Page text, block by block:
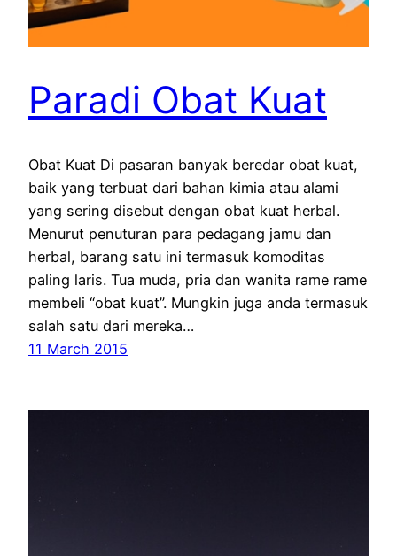
Paradi Obat Kuat
Obat Kuat Di pasaran banyak beredar obat kuat,
baik yang terbuat dari bahan kimia atau alami
yang sering disebut dengan obat kuat herbal.
Menurut penuturan para pedagang jamu dan
herbal, barang satu ini termasuk komoditas
paling laris. Tua muda, pria dan wanita rame rame
membeli “obat kuat”. Mungkin juga anda termasuk
salah satu dari mereka…
11 March 2015